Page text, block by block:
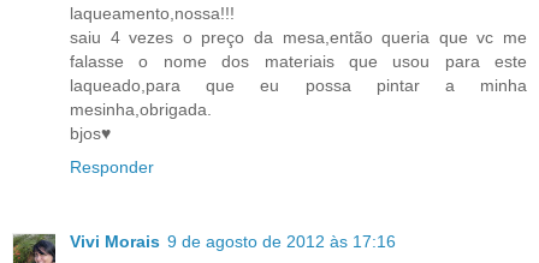
laqueamento,nossa!!!
saiu 4 vezes o preço da mesa,então queria que vc me
falasse o nome dos materiais que usou para este
laqueado,para que eu possa pintar a minha
mesinha,obrigada.
bjos♥
Responder
Vivi Morais 9 de agosto de 2012 às 17:16